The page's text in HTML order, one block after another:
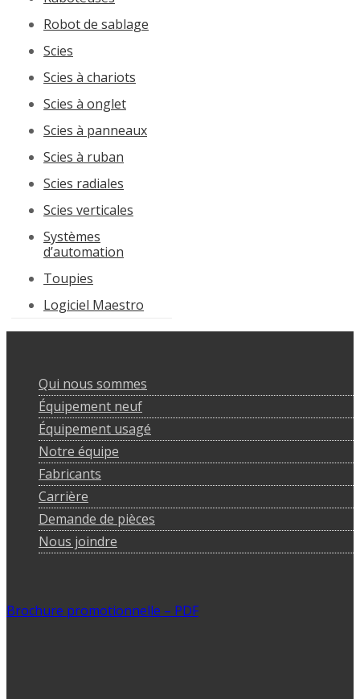
Robot de sablage
Scies
Scies à chariots
Scies à onglet
Scies à panneaux
Scies à ruban
Scies radiales
Scies verticales
Systèmes
d’automation
Toupies
Logiciel Maestro
Qui nous sommes
Équipement neuf
Équipement usagé
Notre équipe
Fabricants
Carrière
Demande de pièces
Nous joindre
Brochure promotionnelle – PDF